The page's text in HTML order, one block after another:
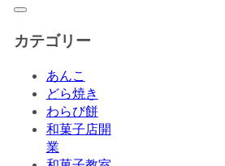
カテゴリー
あんこ
どら焼き
わらび餅
和菓子店開
業